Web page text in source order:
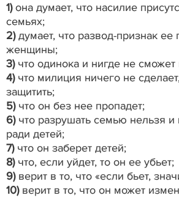
1)она думает, что насилие
семьях;
2)думает, что развод-признак ее
женщины;
3)что одинока и нигде не
4)что милиция ничего не
защитить;
5)что он без нее пропадет;
6)что разрушать семью нельзя и
ради детей;
7)что он заберет детей;
8)что, если уйдет, то он ее убьет;
9)верит в то, что «если бьет,
10)верит в то, что он может